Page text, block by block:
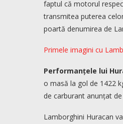
faptul că motorul
transmitea puterea
poartă denumirea de
Primele imagini cu
Performanțele lui
o masă la gol de 1422
de carburant anunțat
Lamborghini Huracan